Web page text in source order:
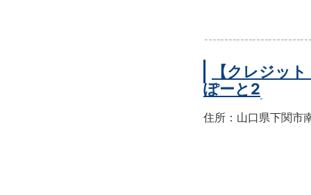
【クレジッ
ぽーと2
住所：山口県下関市